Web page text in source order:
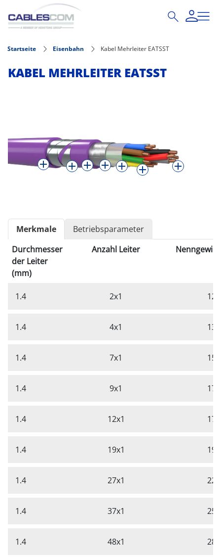
Direkt zum Inhalt
Startseite Eisenbahn Kabel Mehrleiter EATSST
KABEL MEHRLEITER EATSST
Merkmale
Betriebsparameter
Durchmesser
der Leiter
(mm)
Anzahl Leiter
1.4 2x1
1.4 4x1
1.4 7x1
1.4 9x1
1.4 12x1
1.4 19x1
1.4 27x1
1.4 37x1
1.4 48x1